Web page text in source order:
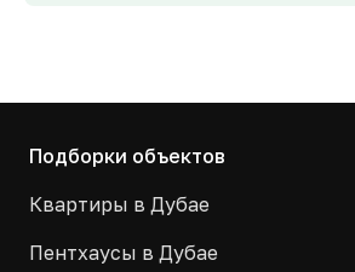
Подборки объектов
Квартиры в Дубае
Пентхаусы в Дубае